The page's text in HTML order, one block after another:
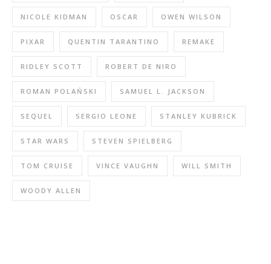
NICOLE KIDMAN OSCAR OWEN WILSON
PIXAR QUENTIN TARANTINO REMAKE
RIDLEY SCOTT ROBERT DE NIRO
ROMAN POLAŃSKI SAMUEL L. JACKSON
SEQUEL SERGIO LEONE STANLEY KUBRICK
STAR WARS STEVEN SPIELBERG
TOM CRUISE VINCE VAUGHN WILL SMITH
WOODY ALLEN